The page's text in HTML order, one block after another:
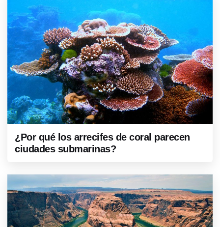
¿Por qué los arrecifes de coral parecen
ciudades submarinas?